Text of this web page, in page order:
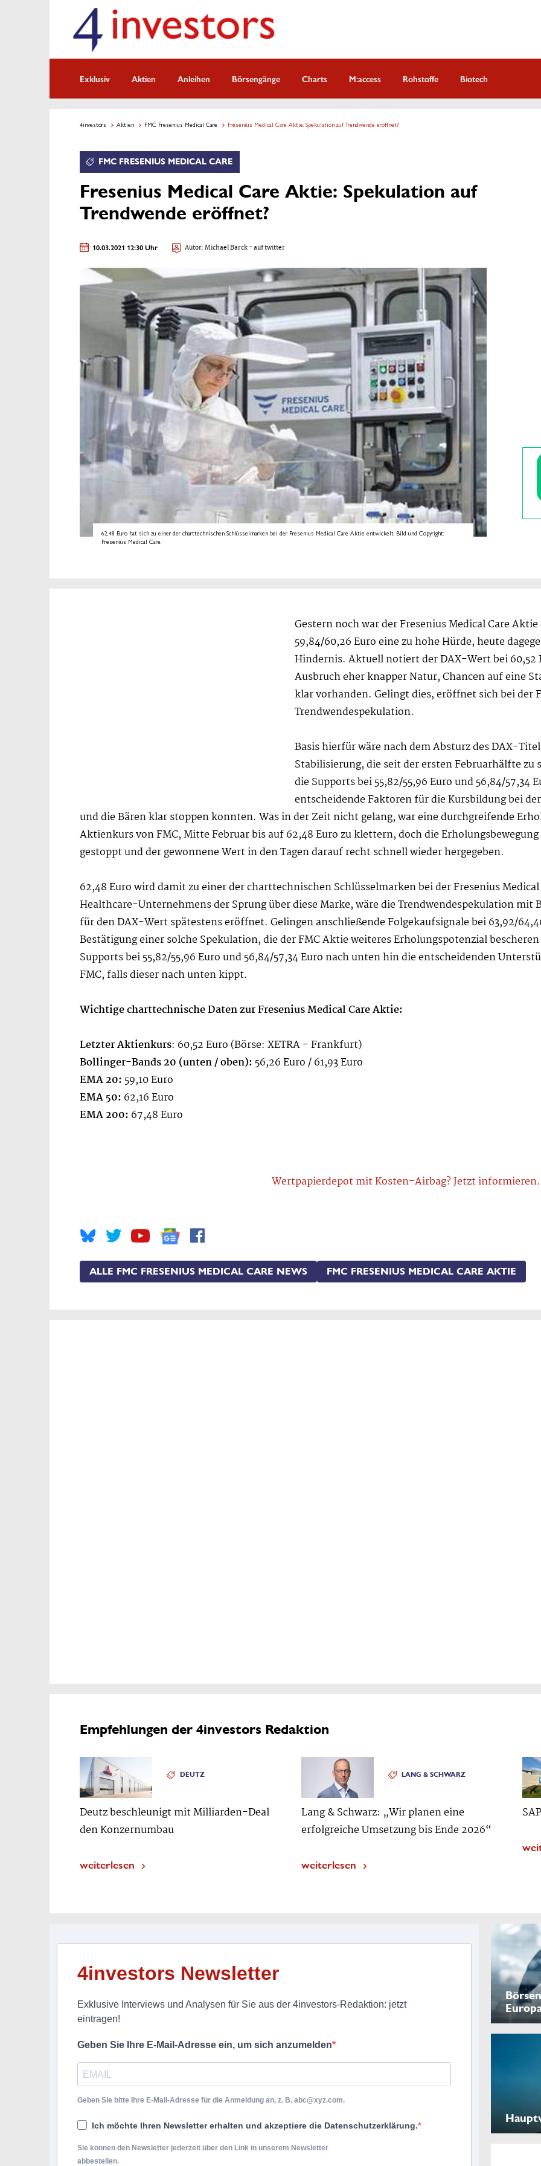
Exklusiv Aktien Anleihen Börsengänge Charts M:access Rohstoffe Biotech
4investors Aktien FMC Fresenius Medical Care Fresenius Medical Care Aktie: Spekulation auf Trendwende eröffnet?
FMC FRESENIUS MEDICAL CARE
Fresenius Medical Care Aktie: Spekulation auf
Trendwende eröffnet?
10.03.2021 12:30 Uhr Autor:Michael Barck- auf twitter
62,48 Euro hat sich zu einer der charttechnischen Schlüsselmarken bei der Fresenius Medical Care Aktie entwickelt. Bild und Copyright:
Fresenius Medical Care.
Gestern noch war der Fresenius Medical Care
59,84/60,26 Euro eine zu hohe Hürde, heute
Hindernis. Aktuell notiert der DAX-Wert bei 60,52
Ausbruch eher knapper Natur, Chancen auf eine
klar vorhanden. Gelingt dies, eröffnet sich bei der
Trendwendespekulation.
Basis hierfür wäre nach dem Absturz des DAX-
Stabilisierung, die seit der ersten Februarhälfte
die Supports bei 55,82/55,96 Euro und 56,84/57,34
entscheidende Faktoren für die Kursbildung bei
und die Bären klar stoppen konnten. Was in der Zeit nicht gelang, war eine durchgreifende
Aktienkurs von FMC, Mitte Februar bis auf 62,48 Euro zu klettern, doch die
gestoppt und der gewonnene Wert in den Tagen darauf recht schnell wieder hergegeben.
62,48 Euro wird damit zu einer der charttechnischen Schlüsselmarken bei der Fresenius
Healthcare-Unternehmens der Sprung über diese Marke, wäre die Trendwendespekulation mit
für den DAX-Wert spätestens eröffnet. Gelingen anschließende Folgekaufsignale bei 63,92/
Bestätigung einer solche Spekulation, die der FMC Aktie weiteres Erholungspotenzial
Supports bei 55,82/55,96 Euro und 56,84/57,34 Euro nach unten hin die entscheidenden
FMC, falls dieser nach unten kippt.
Wichtige charttechnische Daten zur Fresenius Medical Care Aktie:
Letzter Aktienkurs: 60,52 Euro (Börse: XETRA - Frankfurt)
Bollinger-Bands 20 (unten / oben): 56,26 Euro / 61,93 Euro
EMA 20: 59,10 Euro
EMA 50: 62,16 Euro
EMA 200: 67,48 Euro
Wertpapierdepot mit Kosten-Airbag? Jetzt informieren.
ALLE FMC FRESENIUS MEDICAL CARE NEWS FMC FRESENIUS MEDICAL CARE AKTIE
Empfehlungen der 4investors Redaktion
DEUTZ
Deutz beschleunigt mit Milliarden-Deal
den Konzernumbau
weiterlesen
LANG & SCHWARZ
Lang & Schwarz: „Wir planen eine
erfolgreiche Umsetzung bis Ende 2026“
weiterlesen
4investors Newsletter
Exklusive Interviews und Analysen für Sie aus der 4investors-Redaktion: jetzt
eintragen!
Geben Sie Ihre E-Mail-Adresse ein, um sich anzumelden
Geben Sie bitte Ihre E-Mail-Adresse für die Anmeldung an, z. B. abc@xyz.com.
Ich möchte Ihren Newsletter erhalten und akzeptiere die Datenschutzerklärung.
Sie können den Newsletter jederzeit über den Link in unserem Newsletter
abbestellen.